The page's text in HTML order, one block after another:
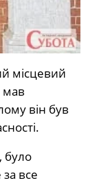
місцевий
мав
він був
було
все